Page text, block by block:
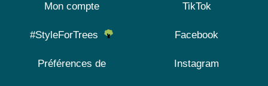
Mon compte
#StyleForTrees
Préférences de
TikTok
Facebook
Instagram